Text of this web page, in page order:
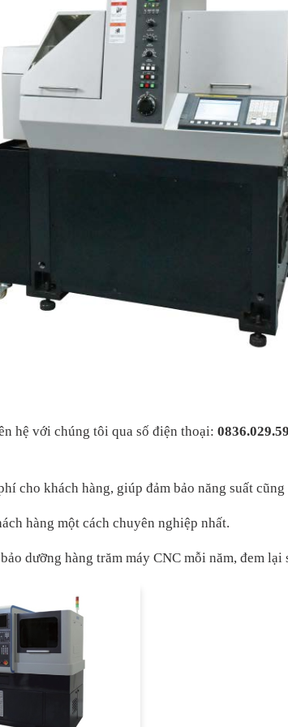
hệ với chúng tôi qua số điện thoại:
cho khách hàng, giúp đảm bảo năng suất
hàng một cách chuyên nghiệp nhất.
dưỡng hàng trăm máy CNC mỗi năm, đem